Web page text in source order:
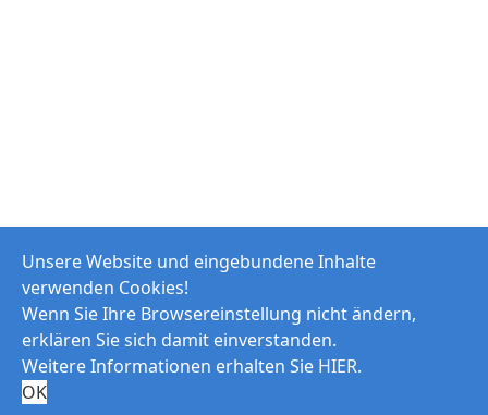
© 2026 Modellfluggruppe Goldener Grund e.V.
Impressum
Unsere Website und eingebundene Inhalte
verwenden Cookies!
Wenn Sie Ihre Browsereinstellung nicht ändern,
erklären Sie sich damit einverstanden.
Weitere Informationen erhalten Sie HIER.
OK